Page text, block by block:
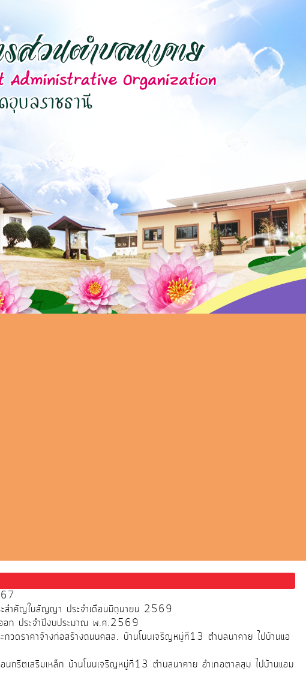
ะสำคัญในสัญญา ประจำเดือนมิถุนายน 2569
ออก ประจำปีงบประมาณ พ.ศ.2569
กวดราคาจ้างก่อสร้างถนนคสล. บ้านโนนเจริญหมู่ที่13 ตำบลนาคาย ไปบ้านแอ
นกรีตเสริมเหล็ก บ้านโนนเจริญหมู่ที่13 ตำบลนาคาย อำเภอตาลสุม ไปบ้านแอม